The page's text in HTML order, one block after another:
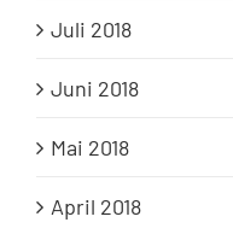
Juli 2018
Juni 2018
Mai 2018
April 2018